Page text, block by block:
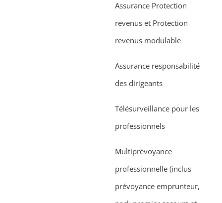
Assurance Protection
revenus et Protection
revenus modulable
Assurance responsabilité
des dirigeants
Télésurveillance pour les
professionnels
Multiprévoyance
professionnelle (inclus
prévoyance emprunteur,